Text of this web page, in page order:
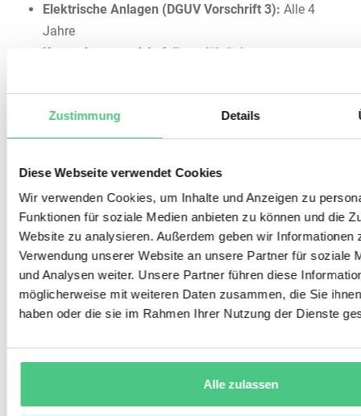
Zustimmung Details
Diese Webseite verwendet Cookies
Wir verwenden Cookies, um Inhalte und Anzeigen zu
Funktionen für soziale Medien anbieten zu können und die
Website zu analysieren. Außerdem geben wir Informationen
Verwendung unserer Website an unsere Partner für soziale
und Analysen weiter. Unsere Partner führen diese
möglicherweise mit weiteren Daten zusammen, die Sie
haben oder die sie im Rahmen Ihrer Nutzung der Dienste
Alle zulassen
Elektrische Anlagen (DGUV Vorschrift 3): Alle 4
Jahre
Krananlagen und Aufzüge:
Jährliche
Feuerlöscher:Alle 2 Jahre
Gesamtinspektion der WEA:
In der Regel alle 4
Jahre
Eine digitale Wartungsprotokoll-App
diese Fristen systemseitig überwacht werden und kein
Prüftermin unbemerkt verfällt.
Field Service Management für
Windturbinen live erleben
OEM-Garantiedokumentation in einem